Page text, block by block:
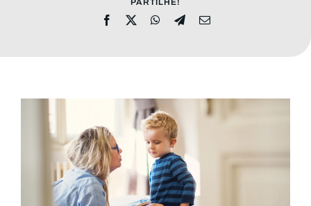
MENSAGENS
PARTILHE!